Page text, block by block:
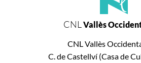
CNL Vallès
CNL Vallès
C. de Castellví (Casa de